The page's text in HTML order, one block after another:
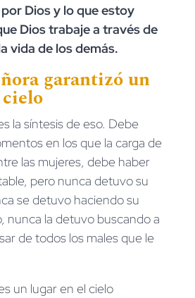
Dios y lo que estoy
Dios trabaje a través de
vida de los demás.
garantizó un
la síntesis de eso. Debe
en los que la carga de
las mujeres, debe haber
pero nunca detuvo su
se detuvo haciendo su
nunca la detuvo buscando a
de todos los males que le
un lugar en el cielo